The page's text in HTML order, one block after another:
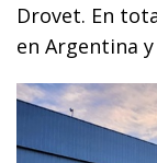
Drovet. En
en Argentina